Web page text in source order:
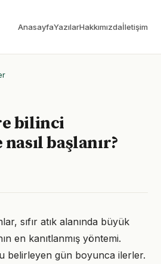
AnasayfaYazılarHakkımızdaİletişim
bilinci
başlanır?
sıfır atık alanında büyük
en kanıtlanmış yöntemi.
belirleyen gün boyunca ilerler.